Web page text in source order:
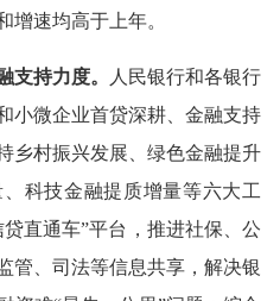
增速均高于上年。
持力度。
人民银行和各银行
小微企业首贷深耕、金融支持
乡村振兴发展、绿色金融提升
科技金融提质增量等六大工
直通车”平台，推进社保、公
管、司法等信息共享，解决银